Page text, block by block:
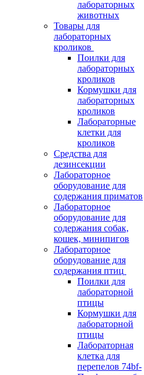
лабораторных
животных
Товары для
лабораторных
кроликов
Поилки для
лабораторных
кроликов
Кормушки для
лабораторных
кроликов
Лабораторные
клетки для
кроликов
Средства для
дезинсекции
Лабораторное
оборудование для
содержания приматов
Лабораторное
оборудование для
содержания собак,
кошек, минипигов
Лабораторное
оборудование для
содержания птиц
Поилки для
лабораторной
птицы
Кормушки для
лабораторной
птицы
Лабораторная
клетка для
перепелов 74bf-